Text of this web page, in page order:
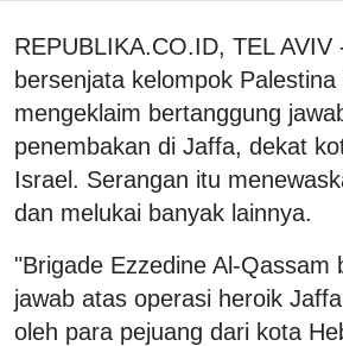
REPUBLIKA.CO.ID, TEL AVIV
bersenjata kelompok
mengeklaim bertanggung
penembakan di Jaffa, dekat
Israel. Serangan itu
dan melukai banyak lainnya.
"Brigade Ezzedine Al-Qassam
jawab atas operasi heroik
oleh para pejuang dari kota